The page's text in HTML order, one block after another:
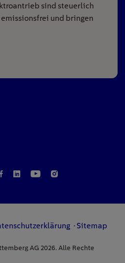
sind steuerlich
und bringen
Sitemap
AG 2026. Alle Rechte